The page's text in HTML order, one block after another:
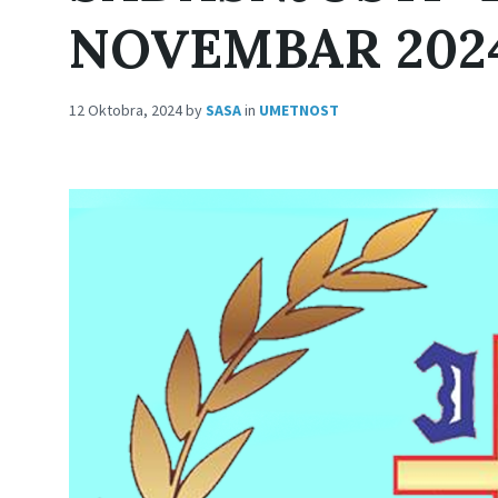
NOVEMBAR
12 Oktobra, 2024bySASAin UMETNOST